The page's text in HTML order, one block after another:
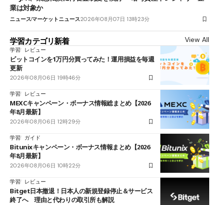
業は対象か
ニュースマーケットニュース2026年08月07日 13時23分
学習カテゴリ新着 View All
学習 レビュー
ビットコインを1万円分買ってみた！運用損益を毎週
更新
2026年08月06日 19時46分
学習 レビュー
MEXCキャンペーン・ボーナス情報総まとめ【2026
年8月最新】
2026年08月06日 12時29分
学習 ガイド
Bitunixキャンペーン・ボーナス情報まとめ【2026
年8月最新】
2026年08月06日 10時22分
学習 レビュー
Bitget日本撤退！日本人の新規登録停止＆サービス
終了へ 理由と代わりの取引所も解説